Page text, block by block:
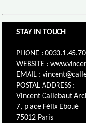
STAY IN TOUCH
PHONE :
WEBSITE :
EMAIL :
POSTAL ADDRESS :
Vincent Callebaut
7, place Félix Eboué
75012 Paris